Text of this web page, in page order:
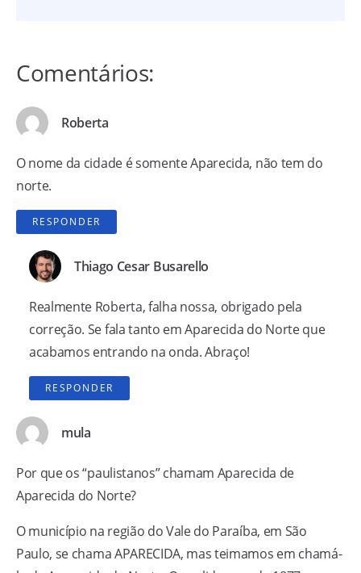
Comentários:
Roberta
O nome da cidade é somente Aparecida, não tem do
norte.
RESPONDER
Thiago Cesar Busarello
Realmente Roberta, falha nossa, obrigado pela
correção. Se fala tanto em Aparecida do Norte que
acabamos entrando na onda. Abraço!
RESPONDER
mula
Por que os “paulistanos” chamam Aparecida de
Aparecida do Norte?
O município na região do Vale do Paraíba, em São
Paulo, se chama APARECIDA, mas teimamos em chamá-